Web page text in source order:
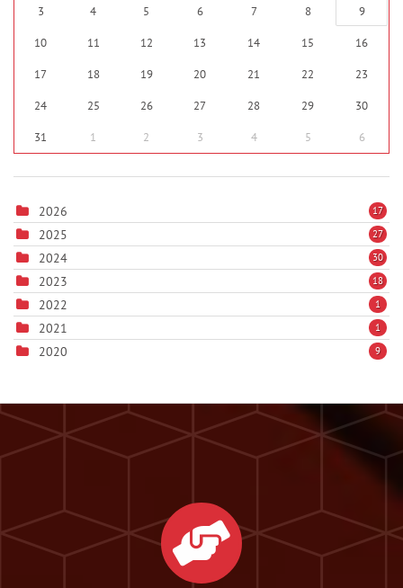
3 4 5 6 7 8 9
10 11 12 13 14 15 16
17 18 19 20 21 22 23
24 25 26 27 28 29 30
31 1 2 3 4 5 6
2026 17
2025 27
2024 30
2023 18
2022 1
2021 1
2020 9